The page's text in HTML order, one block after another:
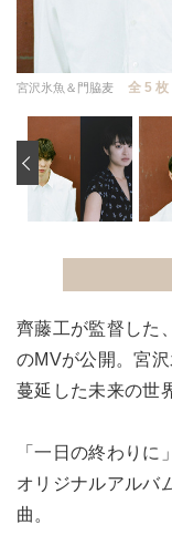
宮沢氷魚＆門脇麦 全 5 枚
‹
齊藤工が監督した
のMVが公開。宮
蔓延した未来の世
「一日の終わり
オリジナルアルバ
曲。